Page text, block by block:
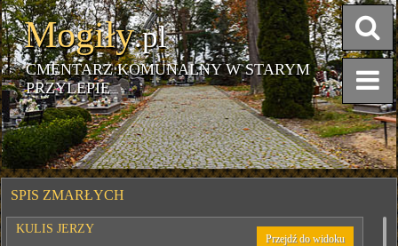
Mogiły.pl
CMENTARZ KOMUNALNY W STARYM
PRZYLEPIE
SPIS ZMARŁYCH
KULIS JERZY
Przejdź do widoku